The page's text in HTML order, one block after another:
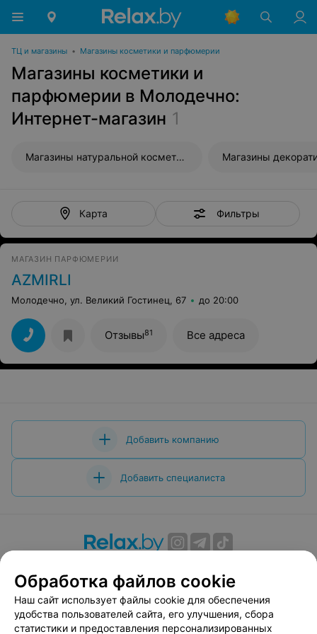
ТЦ и магазины • Магазины косметики и парфюмерии
Магазины косметики и
парфюмерии в Молодечно:
Интернет-магазин 1
Магазины натуральной косметики
Карта Фильтры
МАГАЗИН ПАРФЮМЕРИИ
AZMIRLI
Молодечно, ул. Великий Гостинец, 67 до 20:00
Отзывы81 Все адреса
Добавить компанию
Добавить специалиста
Вакансии
Публичный договор
Способы оплаты
Публичный договор по использованию сервиса
«Афиша»
Обработка файлов cookie
Наш сайт использует файлы cookie для обеспечения
удобства пользователей сайта, его улучшения, сбора
статистики и предоставления персонализированных